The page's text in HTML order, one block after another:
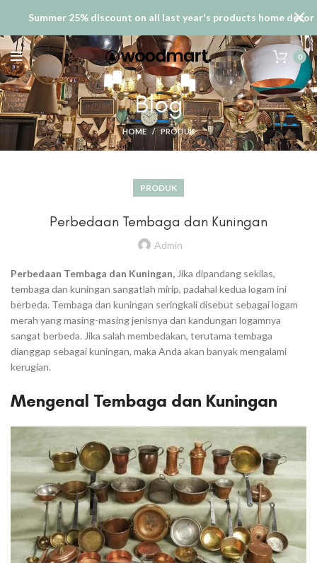
0
Blog
HOME PRODUK
PRODUK
Perbedaan Tembaga dan Kuningan
Admin
Perbedaan Tembaga dan Kuningan, Jika dipandang sekilas,
tembaga dan kuningan sangatlah mirip, padahal kedua logam ini
berbeda. Tembaga dan kuningan seringkali disebut sebagai logam
merah yang masing-masing jenisnya dan kandungan logamnya
sangat berbeda. Jika salah membedakan, terutama tembaga
dianggap sebagai kuningan, maka Anda akan banyak mengalami
kerugian.
Mengenal Tembaga dan Kuningan
Summer 25% discount on all last year's products home decor